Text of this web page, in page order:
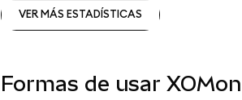
VER MÁS ESTADÍSTICAS
Formas de usar